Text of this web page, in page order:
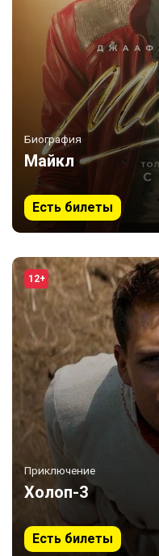
Биография
Майкл
Есть билеты
12+
Приключение
Холоп-3
Есть билеты